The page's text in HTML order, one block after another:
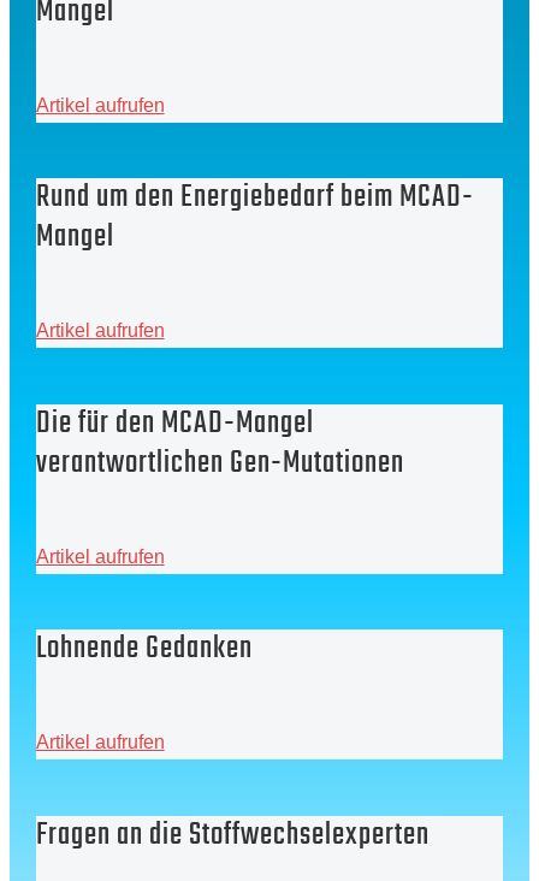
Mangel
Artikel aufrufen
Rund um den Energiebedarf beim MCAD-
Mangel
Artikel aufrufen
Die für den MCAD-Mangel
verantwortlichen Gen-Mutationen
Artikel aufrufen
Lohnende Gedanken
Artikel aufrufen
Fragen an die Stoffwechselexperten